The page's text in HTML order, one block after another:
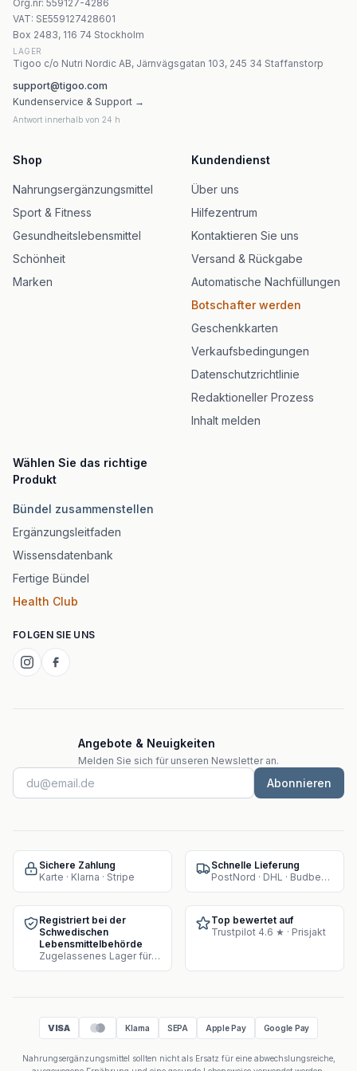
Jutavit Calcium+Vitamin D3 Gummy Vitamin – Hallon,
BioTechUSA Calcium D3 K2 - 90 kapslar
Org.nr: 559127-4286
VAT: SE559127428601
Box 2483, 116 74 Stockholm
LAGER
Tigoo c/o Nutri Nordic AB, Järnvägsgatan 103, 245 34 Staffanstorp
support@tigoo.com
Kundenservice & Support →
Antwort innerhalb von 24 h
Shop
Nahrungsergänzungsmittel
Sport & Fitness
Gesundheitslebensmittel
Schönheit
Marken
Kundendienst
Über uns
Hilfezentrum
Kontaktieren Sie uns
Versand & Rückgabe
Automatische Nachfüllungen
Botschafter werden
Geschenkkarten
Verkaufsbedingungen
Datenschutzrichtlinie
Redaktioneller Prozess
Inhalt melden
Wählen Sie das richtige
Produkt
Bündel zusammenstellen
Ergänzungsleitfaden
Wissensdatenbank
Fertige Bündel
Health Club
FOLGEN SIE UNS
Angebote & Neuigkeiten
Melden Sie sich für unseren Newsletter an.
Abonnieren
Sichere Zahlung
Karte · Klarna · Stripe
Schnelle Lieferung
PostNord · DHL · Budbee · Instabox
Registriert bei der
Schwedischen
Lebensmittelbehörde
Zugelassenes Lager für Supplement-Verkauf
Top bewertet auf
Trustpilot 4.6 ★ · Prisjakt
VISA Klarna SEPA Apple Pay Google Pay
Nahrungsergänzungsmittel sollten nicht als Ersatz für eine abwechslungsreiche,